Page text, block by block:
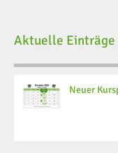
Aktuelle Einträge
Neuer